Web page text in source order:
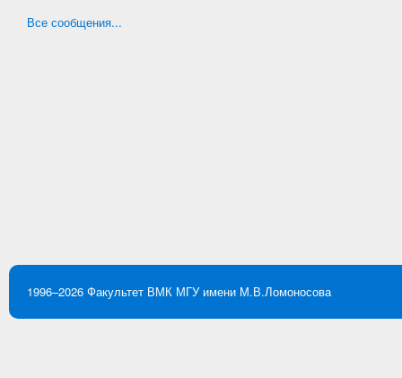
Все сообщения...
1996–2026 Факультет ВМК МГУ имени М.В.Ломоносова